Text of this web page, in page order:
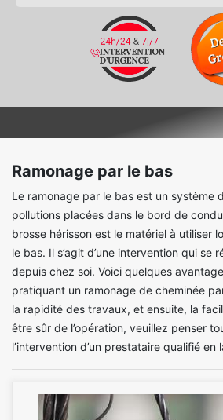
Ramonage par le bas
Le ramonage par le bas est un système
pollutions placées dans le bord de
brosse hérisson est le matériel à utiliser
le bas. Il s’agit d’une intervention qui se
depuis chez soi. Voici quelques
pratiquant un ramonage de cheminée
la rapidité des travaux, et ensuite, la
être sûr de l’opération, veuillez penser
l’intervention d’un prestataire qualifié en